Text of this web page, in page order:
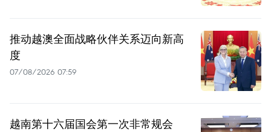
推动越澳全面战略伙伴关系迈向新高
度
07/08/2026 07:59
越南第十六届国会第一次非常规会